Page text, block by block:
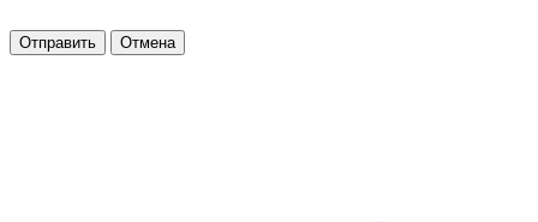
Отправить Отмена